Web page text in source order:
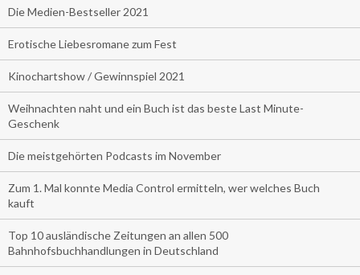
Die Medien-Bestseller 2021
Erotische Liebesromane zum Fest
Kinochartshow / Gewinnspiel 2021
Weihnachten naht und ein Buch ist das beste Last Minute-
Geschenk
Die meistgehörten Podcasts im November
Zum 1. Mal konnte Media Control ermitteln, wer welches Buch
kauft
Top 10 ausländische Zeitungen an allen 500
Bahnhofsbuchhandlungen in Deutschland